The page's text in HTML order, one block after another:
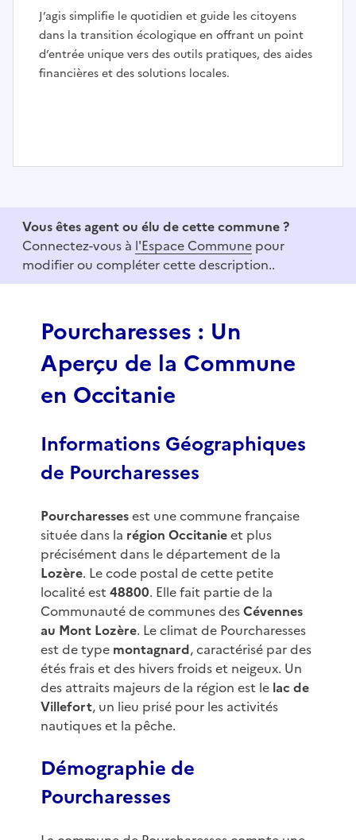
J’agis simplifie le quotidien et guide les citoyens
dans la transition écologique en offrant un point
d’entrée unique vers des outils pratiques, des aides
financières et des solutions locales.
f
Vous êtes agent ou élu de cette commune ?
Connectez-vous à l'Espace Commune pour
modifier ou compléter cette description..
Pourcharesses : Un
Aperçu de la Commune
en Occitanie
Informations Géographiques
de Pourcharesses
Pourcharessesest une commune française
située dans la région Occitanieet plus
précisément dans le département de la
Lozère. Le code postal de cette petite
localité est 48800. Elle fait partie de la
Communauté de communes desCévennes
au Mont Lozère. Le climat de Pourcharesses
est de type montagnard, caractérisé par des
étés frais et des hivers froids et neigeux. Un
des attraits majeurs de la région est le lac de
Villefort, un lieu prisé pour les activités
nautiques et la pêche.
Démographie de
Pourcharesses